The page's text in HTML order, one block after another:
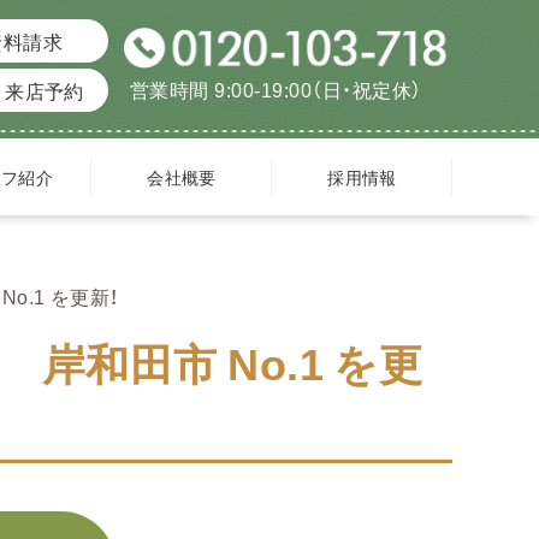
請求
来店予約
営業時間 9:00-19:00（日・祝定休）
紹介 会社概要 採用情報
を更新！
和田市 No.1 を更